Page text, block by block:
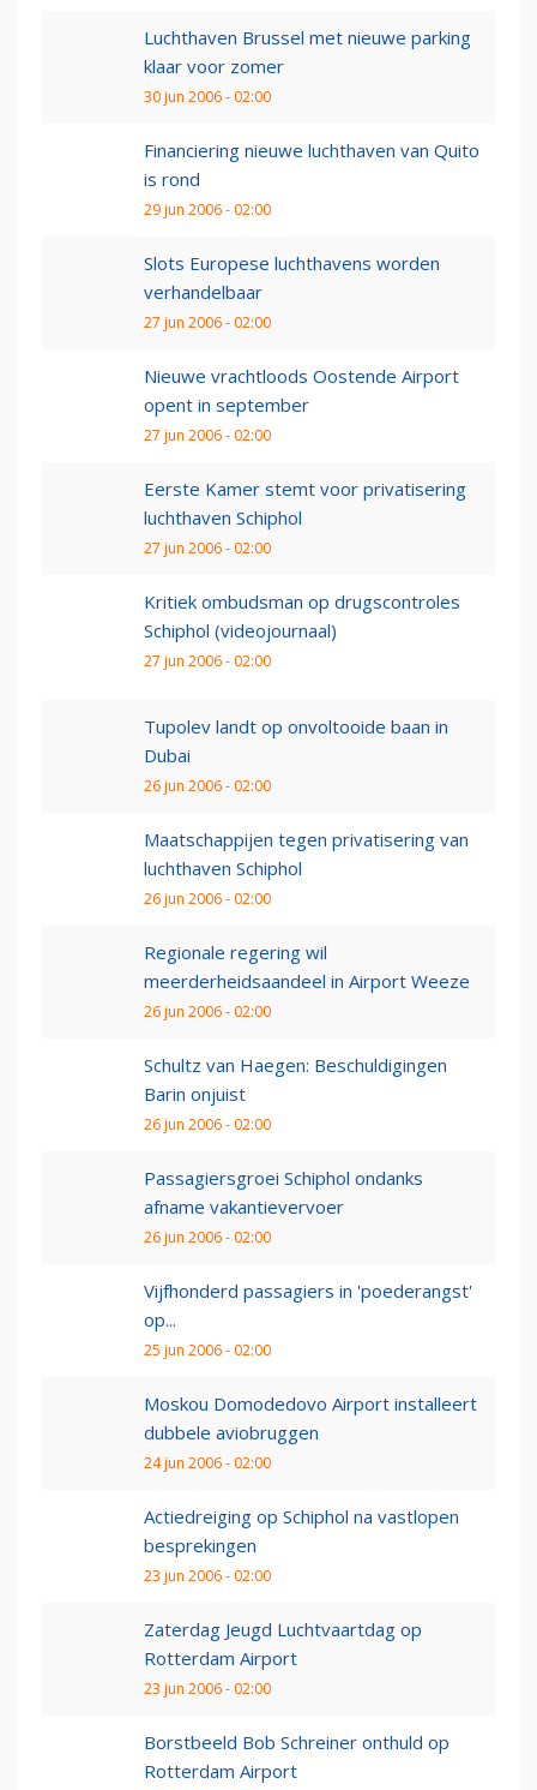
Luchthaven Brussel met nieuwe parking
klaar voor zomer
30 jun 2006 - 02:00
Financiering nieuwe luchthaven van Quito
is rond
29 jun 2006 - 02:00
Slots Europese luchthavens worden
verhandelbaar
27 jun 2006 - 02:00
Nieuwe vrachtloods Oostende Airport
opent in september
27 jun 2006 - 02:00
Eerste Kamer stemt voor privatisering
luchthaven Schiphol
27 jun 2006 - 02:00
Kritiek ombudsman op drugscontroles
Schiphol (videojournaal)
27 jun 2006 - 02:00
Tupolev landt op onvoltooide baan in
Dubai
26 jun 2006 - 02:00
Maatschappijen tegen privatisering van
luchthaven Schiphol
26 jun 2006 - 02:00
Regionale regering wil
meerderheidsaandeel in Airport Weeze
26 jun 2006 - 02:00
Schultz van Haegen: Beschuldigingen
Barin onjuist
26 jun 2006 - 02:00
Passagiersgroei Schiphol ondanks
afname vakantievervoer
26 jun 2006 - 02:00
Vijfhonderd passagiers in 'poederangst'
op...
25 jun 2006 - 02:00
Moskou Domodedovo Airport installeert
dubbele aviobruggen
24 jun 2006 - 02:00
Actiedreiging op Schiphol na vastlopen
besprekingen
23 jun 2006 - 02:00
Zaterdag Jeugd Luchtvaartdag op
Rotterdam Airport
23 jun 2006 - 02:00
Borstbeeld Bob Schreiner onthuld op
Rotterdam Airport